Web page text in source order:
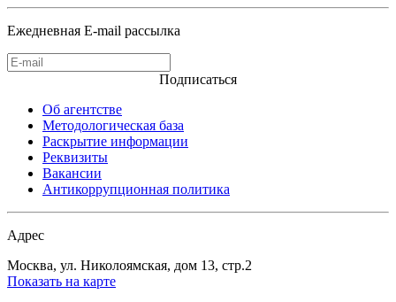
Ежедневная E-mail рассылка
Подписаться
Об агентстве
Методологическая база
Раскрытие информации
Реквизиты
Вакансии
Антикоррупционная политика
Адрес
Москва, ул. Николоямская, дом 13, стр.2
Показать на карте